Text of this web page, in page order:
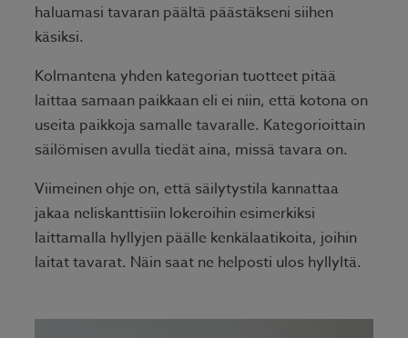
haluamasi tavaran päältä päästäkseni siihen
käsiksi.
Kolmantena yhden kategorian tuotteet pitää
laittaa samaan paikkaan eli ei niin, että kotona on
useita paikkoja samalle tavaralle. Kategorioittain
säilömisen avulla tiedät aina, missä tavara on.
Viimeinen ohje on, että säilytystila kannattaa
jakaa neliskanttisiin lokeroihin esimerkiksi
laittamalla hyllyjen päälle kenkälaatikoita, joihin
laitat tavarat. Näin saat ne helposti ulos hyllyltä.